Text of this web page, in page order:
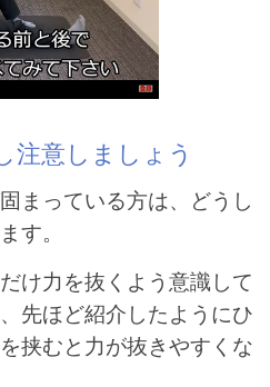
注意しましょう
まっている方は、どうし
す。
け力を抜くよう意識して
先ほど紹介したようにひ
挟むと力が抜きやすくな